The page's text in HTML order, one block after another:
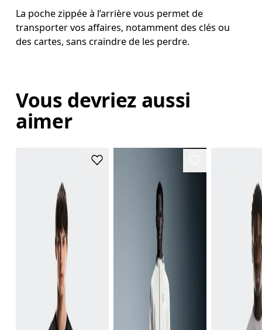
La poche zippée à l’arrière vous permet de
transporter vos affaires, notamment des clés ou
des cartes, sans craindre de les perdre.
Vous devriez aussi
aimer